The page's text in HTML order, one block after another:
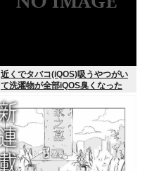
近くでタバコ(iQOS)吸うやつがい
て洗濯物が全部iQOS臭くなった